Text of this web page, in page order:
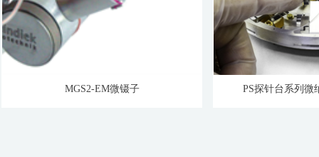
MGS2-EM微镊子 PS探针台系列微